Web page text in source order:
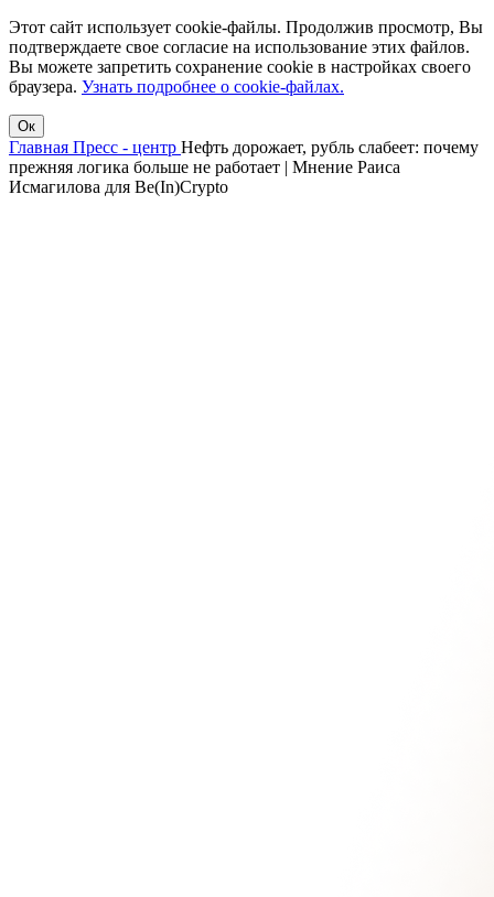
Этот сайт использует cookie-файлы. Продолжив просмотр, Вы
подтверждаете свое согласие на использование этих файлов.
Вы можете запретить сохранение cookie в настройках своего
браузера. Узнать подробнее о cookie-файлах.
Ок
Главная Пресс - центр Нефть дорожает, рубль слабеет: почему
прежняя логика больше не работает | Мнение Раиса
Исмагилова для Be(In)Crypto